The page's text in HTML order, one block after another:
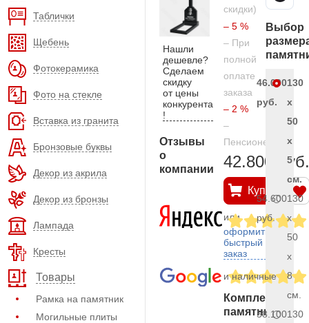
Таблички
Щебень
Фотокерамика
Фото на стекле
Вставка из гранита
Бронзовые буквы
Декор из акрила
Декор из бронзы
Лампада
Кресты
Товары
Рамка на памятник
Могильные плиты
Нашли
дешевле?
Сделаем
скидку
от цены
конкурента
!
Отзывы
о
компании
скидки)
– 5 %
– При
полной
оплате
заказа
– 2 %
–
Пенсионерам
42.800 руб.
Купить
или
оформить
быстрый
заказ
и наличные
Комплект
памятника
Выбор
46.000
руб.
130
x
50
x
5
см.
54.600
руб.
130
x
50
x
8
см.
58.100130